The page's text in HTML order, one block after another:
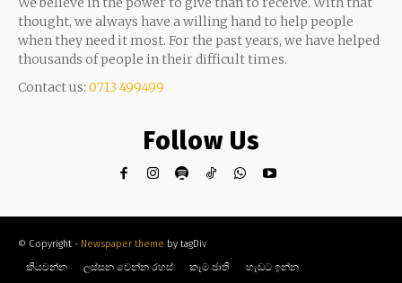
thought, we always have a willing hand to help people
when they need it most. For the past years, we have helped
thousands of people in their difficult times.
Contact us: 0713 499499
Follow Us
© Copyright - Newspaper theme by tagDiv
කියවන්න
ලස්සන වෙන්න රහස් කෑම ජාති හැඩට ඉන්න